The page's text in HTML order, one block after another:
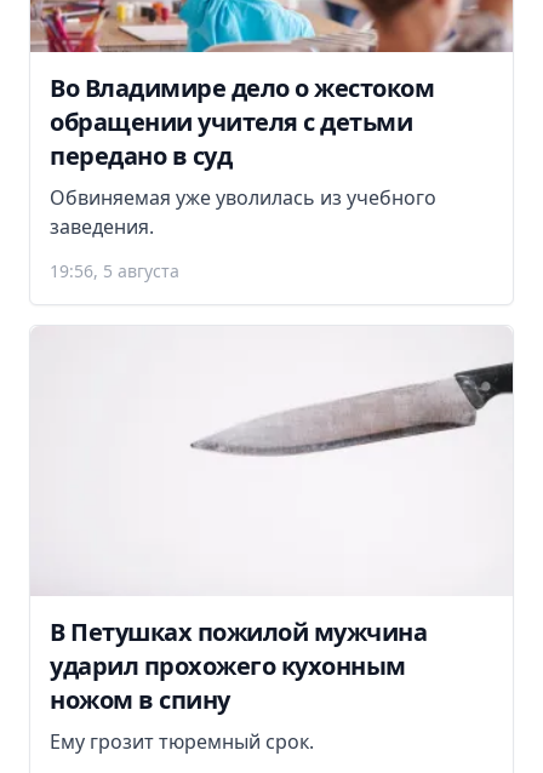
Во Владимире дело о жестоком
обращении учителя с детьми
передано в суд
Обвиняемая уже уволилась из учебного
заведения.
19:56, 5 августа
В Петушках пожилой мужчина
ударил прохожего кухонным
ножом в спину
Ему грозит тюремный срок.